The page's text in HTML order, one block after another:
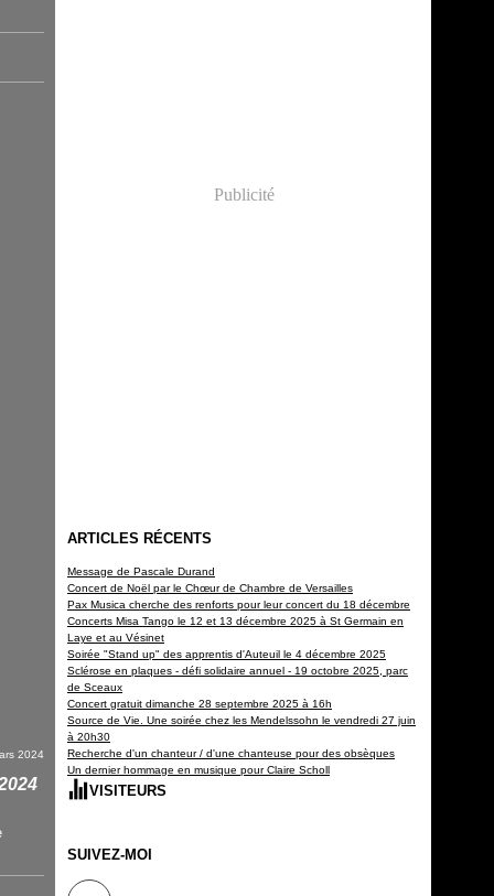
2024
Publicité
ARTICLES RÉCENTS
Message de Pascale Durand
Concert de Noël par le Chœur de Chambre de Versailles
Pax Musica cherche des renforts pour leur concert du 18 décembre
Concerts Misa Tango le 12 et 13 décembre 2025 à St Germain en
Laye et au Vésinet
Soirée "Stand up" des apprentis d'Auteuil le 4 décembre 2025
Sclérose en plaques - défi solidaire annuel - 19 octobre 2025, parc
de Sceaux
Concert gratuit dimanche 28 septembre 2025 à 16h
Source de Vie. Une soirée chez les Mendelssohn le vendredi 27 juin
à 20h30
Recherche d'un chanteur / d'une chanteuse pour des obsèques
Un dernier hommage en musique pour Claire Scholl
VISITEURS
SUIVEZ-MOI